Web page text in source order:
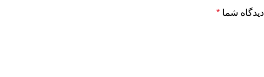
دیدگاه شما *